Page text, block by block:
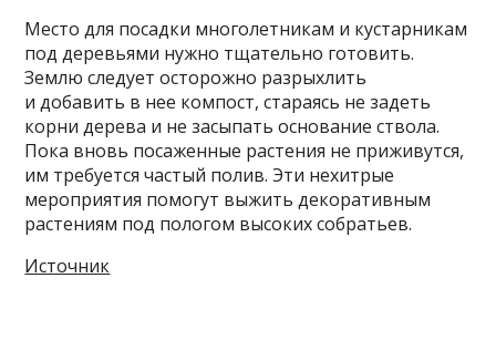
Место для посадки многолетникам и кустарникам
под деревьями нужно тщательно готовить.
Землю следует осторожно разрыхлить
и добавить в нее компост, стараясь не задеть
корни дерева и не засыпать основание ствола.
Пока вновь посаженные растения не приживутся,
им требуется частый полив. Эти нехитрые
мероприятия помогут выжить декоративным
растениям под пологом высоких собратьев.
Источник